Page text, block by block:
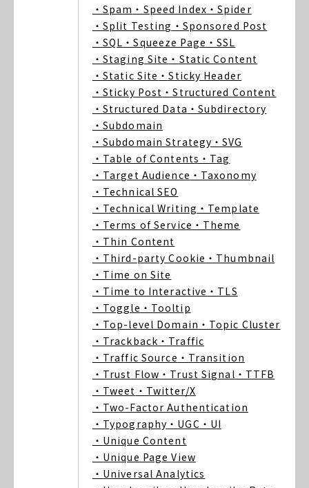
・Spam ・Speed Index ・Spider
・Split Testing ・Sponsored Post
・SQL ・Squeeze Page ・SSL
・Staging Site ・Static Content
・Static Site ・Sticky Header
・Sticky Post ・Structured Content
・Structured Data ・Subdirectory
・Subdomain
・Subdomain Strategy ・SVG
・Table of Contents ・Tag
・Target Audience ・Taxonomy
・Technical SEO
・Technical Writing ・Template
・Terms of Service ・Theme
・Thin Content
・Third-party Cookie ・Thumbnail
・Time on Site
・Time to Interactive ・TLS
・Toggle ・Tooltip
・Top-level Domain ・Topic Cluster
・Trackback ・Traffic
・Traffic Source ・Transition
・Trust Flow ・Trust Signal ・TTFB
・Tweet ・Twitter/X
・Two-Factor Authentication
・Typography ・UGC ・UI
・Unique Content
・Unique Page View
・Universal Analytics